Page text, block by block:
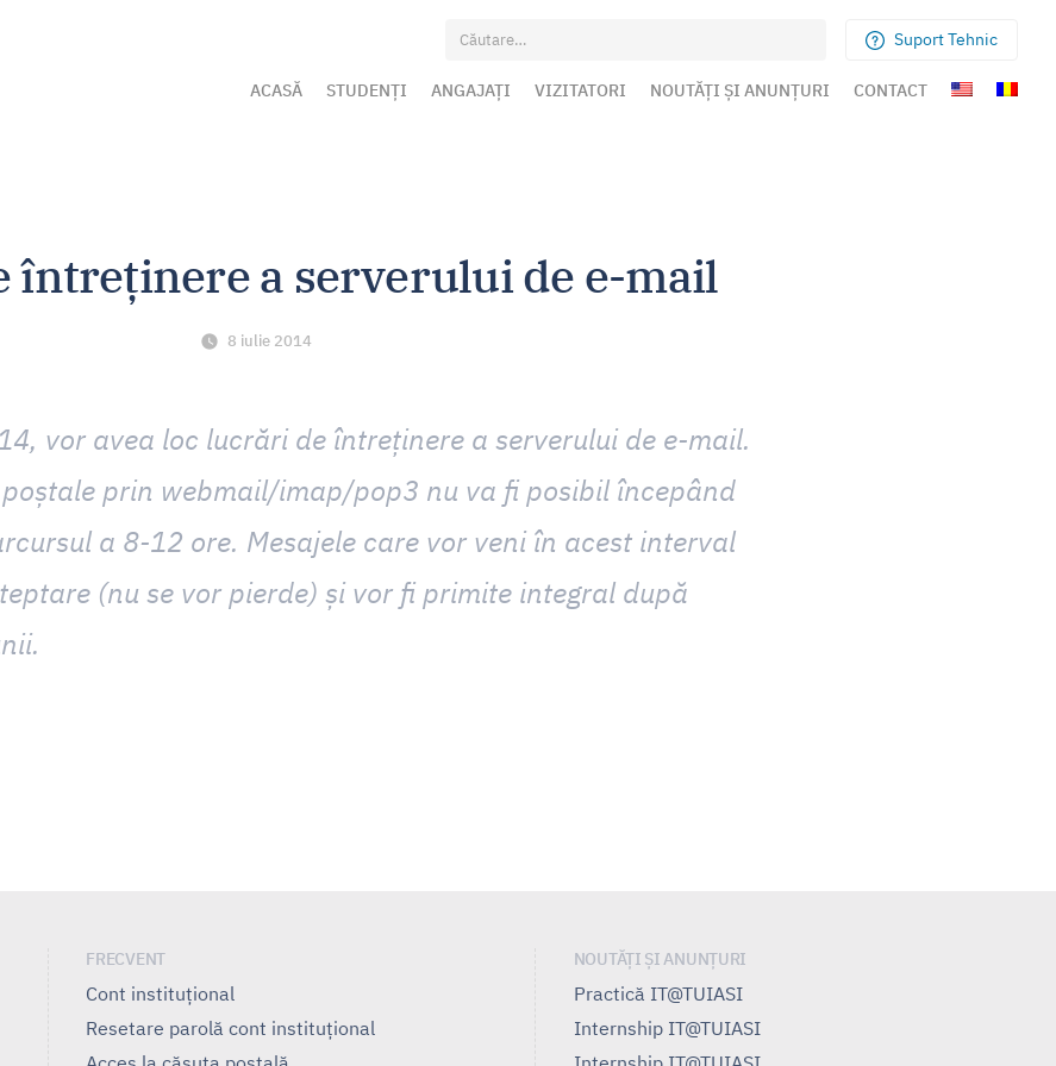
Caută
Suport Tehnic
ACASĂ STUDENȚI ANGAJAȚI VIZITATORI NOUTĂȚI ȘI ANUNȚURI CONTACT
întreținere a serverului de e-mail
8 iulie 2014
vor avea loc lucrări de întreținere a serverului de e-mail.
prin webmail/imap/pop3 nu va fi posibil începând
a 8-12 ore. Mesajele care vor veni în acest interval
(nu se vor pierde) și vor fi primite integral după
FRECVENT
Cont instituțional
Resetare parolă cont instituțional
NOUTĂȚI ȘI ANUNȚURI
Practică IT@TUIASI
Internship IT@TUIASI